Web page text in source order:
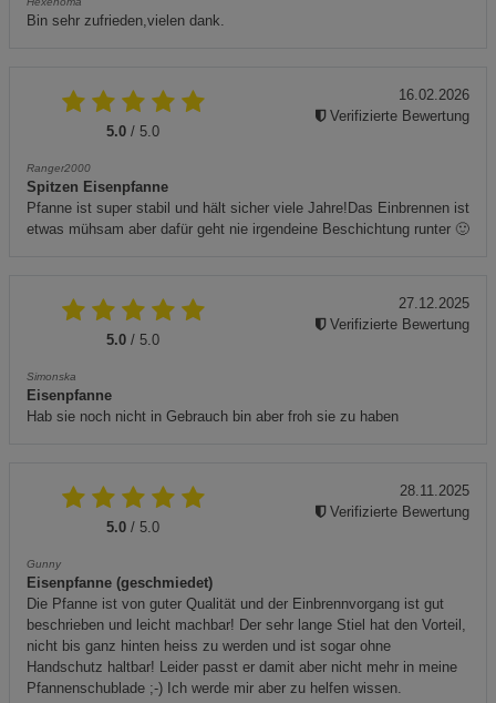
Bin sehr zufrieden,vielen dank.
5.0 / 5.0
Ranger2000
Spitzen Eisenpfanne
Pfanne ist super stabil und hält sicher viele Jahre!Das Einbrennen ist
etwas mühsam aber dafür geht nie irgendeine Beschichtung runter 🙂
16.02.2026
Verifizierte Bewertung
5.0 / 5.0
Simonska
Eisenpfanne
Hab sie noch nicht in Gebrauch bin aber froh sie zu haben
27.12.2025
Verifizierte Bewertung
5.0 / 5.0
Gunny
Eisenpfanne (geschmiedet)
Die Pfanne ist von guter Qualität und der Einbrennvorgang ist gut
beschrieben und leicht machbar! Der sehr lange Stiel hat den Vorteil,
nicht bis ganz hinten heiss zu werden und ist sogar ohne
Handschutz haltbar! Leider passt er damit aber nicht mehr in meine
Pfannenschublade ;-) Ich werde mir aber zu helfen wissen.
28.11.2025
Verifizierte Bewertung